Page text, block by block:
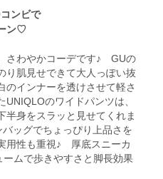
ンビで
ン♡
さわやかコーデです♪ GUの
り肌見せできて大人っぽい抜
のインナーを透けさせて軽さ
のワイドパンツは、
半身をスラッと見せてくれま
ッグでちょっぴり上品さを
用性も重視♪ 厚底スニーカ
ムで歩きやすさと脚長効果